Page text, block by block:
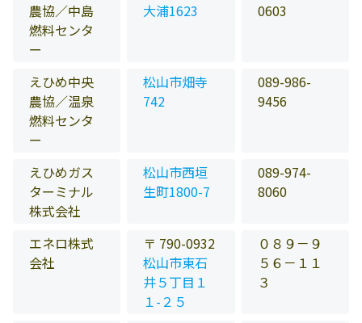
農協／中島
燃料センタ
ー
大浦1623
0603
えひめ中央
農協／温泉
燃料センタ
ー
松山市畑寺
742
089-986-
9456
えひめガス
ターミナル
株式会社
松山市西垣
生町1800-7
089-974-
8060
エネロ株式
会社
〒 790-0932
松山市東石
井５丁目１
１-２５
０８９－９
５６－１１
３